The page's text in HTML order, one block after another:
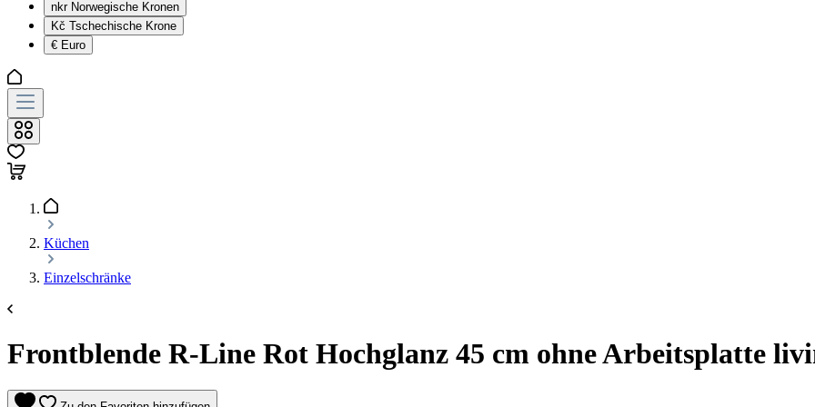
nkr Norwegische Kronen
Kč Tschechische Krone
€ Euro
Küchen
Einzelschränke
Frontblende R-Line Rot Hochglanz 45 cm ohne Arbeitsplatte